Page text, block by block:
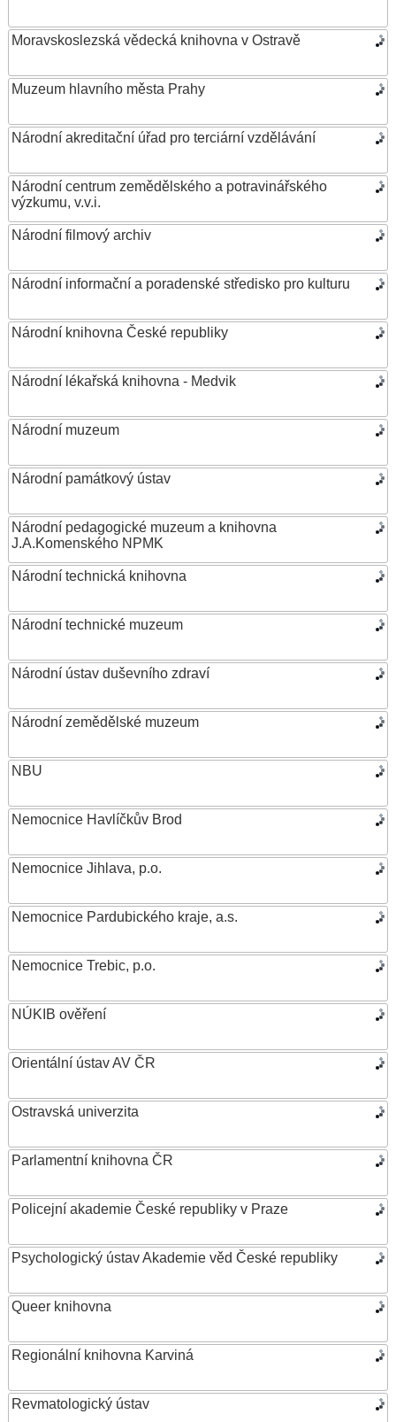
Moravskoslezská vědecká knihovna v Ostravě
Muzeum hlavního města Prahy
Národní akreditační úřad pro terciární vzdělávání
Národní centrum zemědělského a potravinářského
výzkumu, v.v.i.
Národní filmový archiv
Národní informační a poradenské středisko pro kulturu
Národní knihovna České republiky
Národní lékařská knihovna - Medvik
Národní muzeum
Národní památkový ústav
Národní pedagogické muzeum a knihovna
J.A.Komenského NPMK
Národní technická knihovna
Národní technické muzeum
Národní ústav duševního zdraví
Národní zemědělské muzeum
NBU
Nemocnice Havlíčkův Brod
Nemocnice Jihlava, p.o.
Nemocnice Pardubického kraje, a.s.
Nemocnice Trebic, p.o.
NÚKIB ověření
Orientální ústav AV ČR
Ostravská univerzita
Parlamentní knihovna ČR
Policejní akademie České republiky v Praze
Psychologický ústav Akademie věd České republiky
Queer knihovna
Regionální knihovna Karviná
Revmatologický ústav